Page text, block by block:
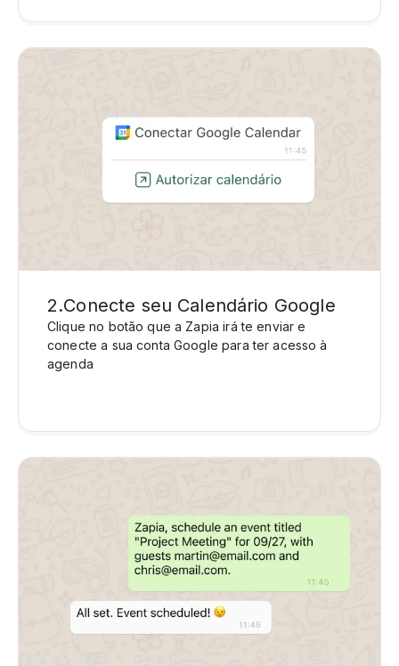
2.Conecte seu Calendário Google
Clique no botão que a Zapia irá te enviar e
conecte a sua conta Google para ter acesso à
agenda